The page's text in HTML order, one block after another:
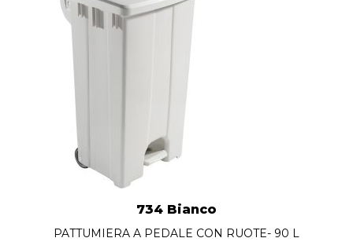
734 Bianco
PATTUMIERA A PEDALE CON RUOTE- 90 L